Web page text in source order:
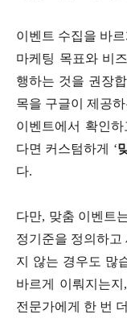
이벤트 수집을 바
마케팅 목표와 비
행하는 것을 권장
목을 구글이 제공하
이벤트에서 확인
다면 커스텀하게 ‘
다.
다만, 맞춤 이벤트
정기준을 정의하고
지 않는 경우도 많
바르게 이뤄지는
전문가에게 한 번